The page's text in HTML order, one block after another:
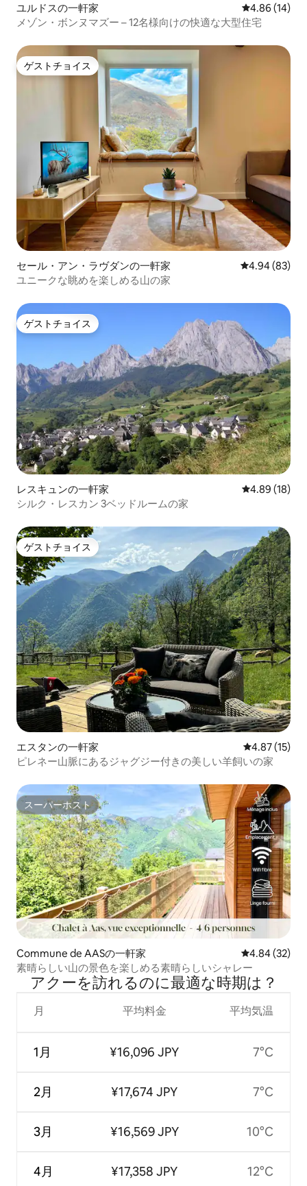
ユルドスの一軒家 レビュー14
4.86 (14)
メゾン・ボンヌマズー – 12名様向けの快適な大型住宅
ゲストチョイス
ゲストチョイス
セール・アン・ラヴダンの一軒家 レビュー83
4.94 (83)
ユニークな眺めを楽しめる山の家
ゲストチョイス
ゲストチョイス
レスキュンの一軒家 レビュー18
4.89 (18)
シルク・レスカン 3ベッドルームの家
ゲストチョイス
ゲストチョイス
エスタンの一軒家 レビュー15
4.87 (15)
ピレネー山脈にあるジャグジー付きの美しい羊飼いの家
スーパーホスト
スーパーホスト
Commune de AASの一軒家 レビュー32
4.84 (32)
素晴らしい山の景色を楽しめる素晴らしいシャレー
アクーを訪⁠れ⁠るの⁠に最⁠適⁠な時⁠期⁠は⁠？
月
1月
2月
3月
4月
平均料金
¥16,096 JPY
¥17,674 JPY
¥16,569 JPY
¥17,358 JPY
平均気温
7°C
7°C
10°C
12°C